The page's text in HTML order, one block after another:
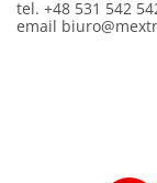
tel. +48 531 542
email